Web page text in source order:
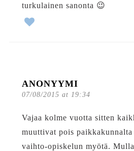
turkulainen sanonta 😉
ANONYYMI
07/08/2015 at 19:34
Vajaa kolme vuotta sitten
muuttivat pois
vaihto-opiskelun myötä.